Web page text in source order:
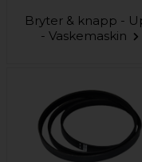
Bryter & knapp -
- Vaskemaskin